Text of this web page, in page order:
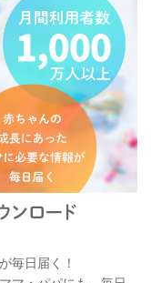
毎日届く！